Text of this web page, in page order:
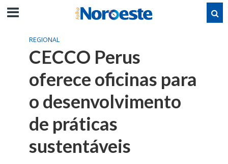
REGIONAL
CECCO Perus
oferece oficinas para
o desenvolvimento
de práticas
sustentáveis